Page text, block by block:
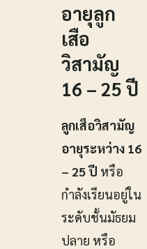
อายุลูก
เสือ
วิสามัญ
16 – 25 ปี
ลูกเสือวิสามัญ
อายุระหว่าง 16
– 25 ปี หรือ
กำลังเรียนอยู่ใน
ระดับชั้นมัธยม
ปลาย หรือ